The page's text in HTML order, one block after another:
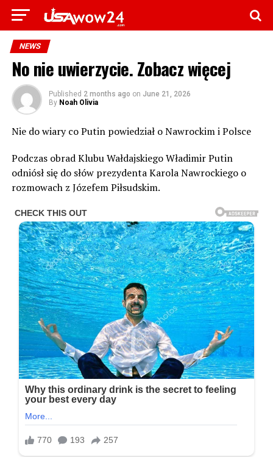
NEWS
No nie uwierzycie. Zobacz więcej
Published 2 months ago on June 21, 2026
By Noah Olivia
Nie do wiary co Putin powiedział o Nawrockim i Polsce
Podczas obrad Klubu Wałdajskiego Władimir Putin
odniósł się do słów prezydenta Karola Nawrockiego o
rozmowach z Józefem Piłsudskim.